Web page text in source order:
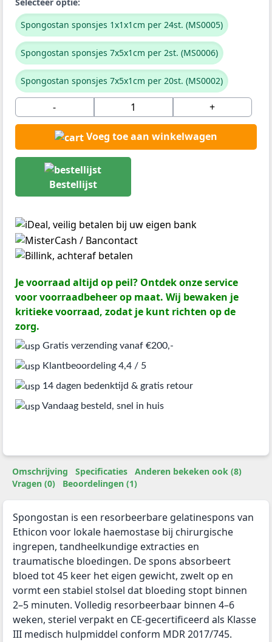
Spongostan sponsjes 1x1x1cm per 24st. (MS0005)
Spongostan sponsjes 7x5x1cm per 2st. (MS0006)
Spongostan sponsjes 7x5x1cm per 20st. (MS0002)
- +
Voeg toe aan winkelwagen
Bestellijst
Je voorraad altijd op peil? Ontdek onze service
voor voorraadbeheer op maat. Wij bewaken je
kritieke voorraad, zodat je kunt richten op de
zorg.
Gratis verzending vanaf €200,-
Klantbeoordeling 4,4 / 5
14 dagen bedenktijd & gratis retour
Vandaag besteld, snel in huis
Omschrijving Specificaties
Anderen bekeken ook (8)
Vragen (0)
Beoordelingen (1)
Spongostan is een resorbeerbare gelatinespons van
Ethicon voor lokale haemostase bij chirurgische
ingrepen, tandheelkundige extracties en
traumatische bloedingen. De spons absorbeert
bloed tot 45 keer het eigen gewicht, zwelt op en
vormt een stabiel stolsel dat bloeding stopt binnen
2–5 minuten. Volledig resorbeerbaar binnen 4–6
weken, steriel verpakt en CE-gecertificeerd als Klasse
III medisch hulpmiddel conform MDR 2017/745.